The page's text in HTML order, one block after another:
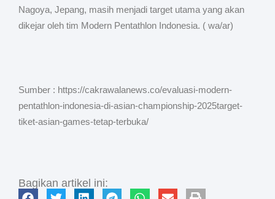
Nagoya, Jepang, masih menjadi target utama yang akan
dikejar oleh tim Modern Pentathlon Indonesia. ( wa/ar)
Sumber : https://cakrawalanews.co/evaluasi-modern-
pentathlon-indonesia-di-asian-championship-2025target-
tiket-asian-games-tetap-terbuka/
Bagikan artikel ini: